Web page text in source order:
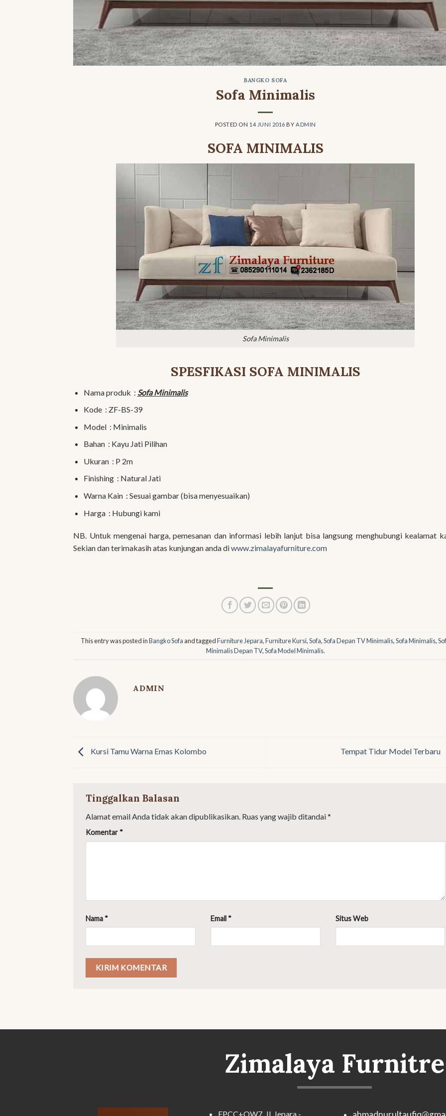
BANGKO SOFA
Sofa Minimalis
POSTED ON 14 JUNI 2016 BYADMIN
SOFA MINIMALIS
Sofa Minimalis
SPESFIKASI SOFA MINIMALIS
Nama produk : Sofa Minimalis
Kode : ZF-BS-39
Model : Minimalis
Bahan : Kayu Jati Pilihan
Ukuran : P 2m
Finishing : Natural Jati
Warna Kain : Sesuai gambar (bisa menyesuaikan)
Harga : Hubungi kami
NB. Untuk mengenai harga, pemesanan dan informasi lebih lanjut bisa langsung menghubungi kealamat
Sekian dan terimakasih atas kunjungan anda diwww.zimalayafurniture.com
This entry was posted inBangko Sofa and taggedFurniture Jepara,Furniture Kursi,Sofa,Sofa Depan TV Minimalis,Sofa Minimalis,
Minimalis Depan TV,Sofa Model Minimalis.
ADMIN
Kursi Tamu Warna Emas Kolombo Tempat Tidur Model Terbaru
Tinggalkan Balasan
Alamat email Anda tidak akan dipublikasikan. Ruas yang wajib ditandai*
Komentar *
Nama * Email * Situs Web
Zimalaya Furnitre
FPCC+QW7, Jl. Jepara -